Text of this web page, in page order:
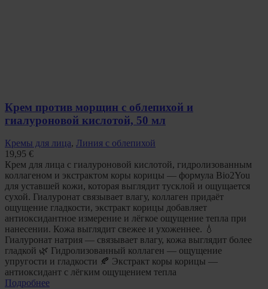
Крем против морщин с облепихой и
гиалуроновой кислотой, 50 мл
Кремы для лица, Линия с облепихой
19,95 €
Крем для лица с гиалуроновой кислотой, гидролизованным
коллагеном и экстрактом коры корицы — формула Bio2You
для уставшей кожи, которая выглядит тусклой и ощущается
сухой. Гиалуронат связывает влагу, коллаген придаёт
ощущение гладкости, экстракт корицы добавляет
антиоксидантное измерение и лёгкое ощущение тепла при
нанесении. Кожа выглядит свежее и ухоженнее. 💧
Гиалуронат натрия — связывает влагу, кожа выглядит более
гладкой 🌿 Гидролизованный коллаген — ощущение
упругости и гладкости 🍂 Экстракт коры корицы —
антиоксидант с лёгким ощущением тепла
Подробнее